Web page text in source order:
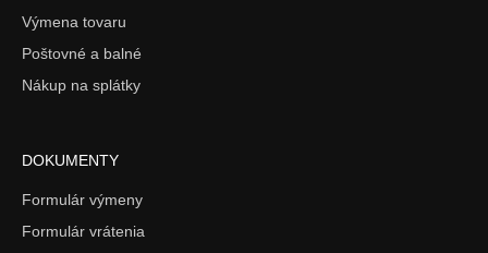
Výmena tovaru
Poštovné a balné
Nákup na splátky
DOKUMENTY
Formulár výmeny
Formulár vrátenia